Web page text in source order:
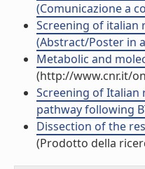
(Comunicazione a
Screening of italian
(Abstract/Poster in
Metabolic and
(http://www.cnr.it/
Screening of Italian
pathway following
Dissection of the
(Prodotto della